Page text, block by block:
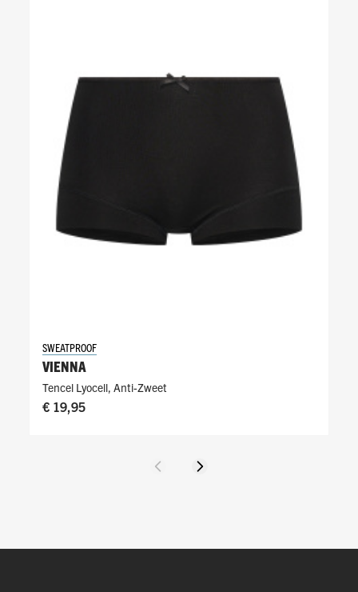
SWEATPROOF
VIENNA
Tencel Lyocell, Anti-Zweet
€ 19,95
Vorige Volgende